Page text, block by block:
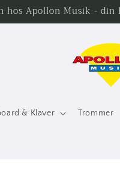
hos Apollon Musik -
& Klaver Trommer